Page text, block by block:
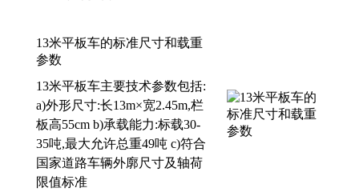
13米平板车的标准尺寸和载重
参数
13米平板车主要技术参数包括:
a)外形尺寸:长13m×宽2.45m,栏
板高55cm b)承载能力:标载30-
35吨,最大允许总重49吨 c)符合
国家道路车辆外廓尺寸及轴荷
限值标准